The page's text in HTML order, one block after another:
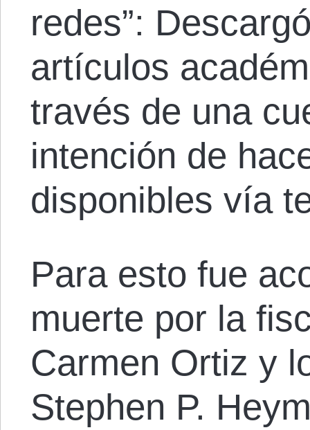
redes”:
artículos
través de una
intención de
disponibles vía
Para esto fue
muerte por la
Carmen Ortiz y
Stephen P.